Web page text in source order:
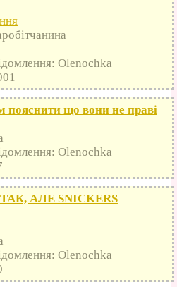
Olenochka
пояснити що вони не праві
Olenochka
АЛЕ SNICKERS
Olenochka